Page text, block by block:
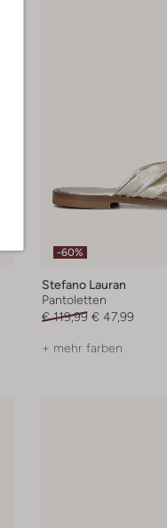
-60%
Stefano Lauran
Pantoletten
€ 119,99 € 47,99
+ mehr farben